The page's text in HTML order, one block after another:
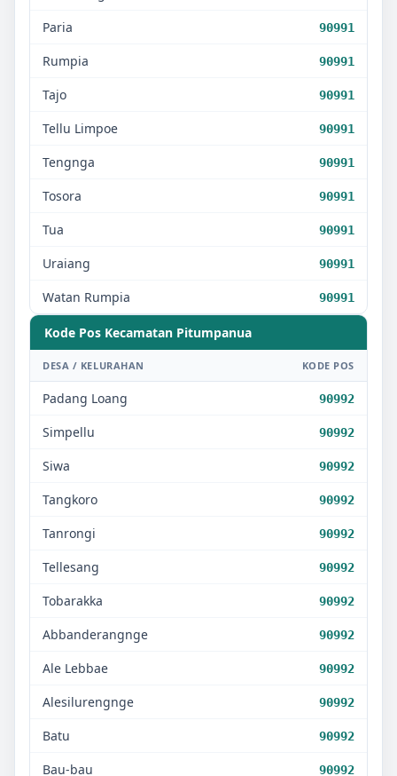
Paria 90991
Rumpia 90991
Tajo 90991
Tellu Limpoe 90991
Tengnga 90991
Tosora 90991
Tua 90991
Uraiang 90991
Watan Rumpia 90991
Kode Pos Kecamatan Pitumpanua
DESA / KELURAHAN KODE POS
Padang Loang 90992
Simpellu 90992
Siwa 90992
Tangkoro 90992
Tanrongi 90992
Tellesang 90992
Tobarakka 90992
Abbanderangnge 90992
Ale Lebbae 90992
Alesilurengnge 90992
Batu 90992
Bau-bau 90992